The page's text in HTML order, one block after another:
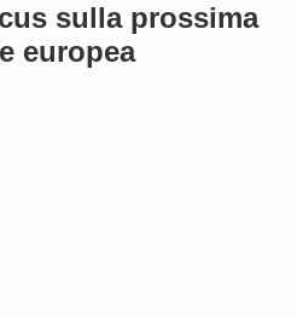
sulla prossima
europea